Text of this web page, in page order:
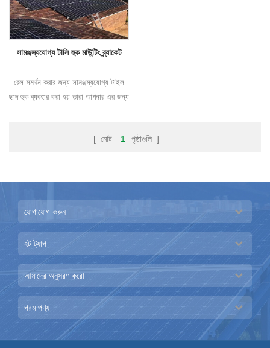
সামঞ্জস্যযোগ্য টালি হুক মাউন্টিং ব্র্যাকেট
রেল সমর্থন করার জন্য সামঞ্জস্যযোগ্য টাইল
ছাদ হুক ব্যবহার করা হয় তারা আপনার এর জন্য
[ মোট 1 পৃষ্ঠাগুলি ]
যোগাযোগ করুন
হট ট্যাগ
আমাদের অনুসরণ করো
গরম পণ্য